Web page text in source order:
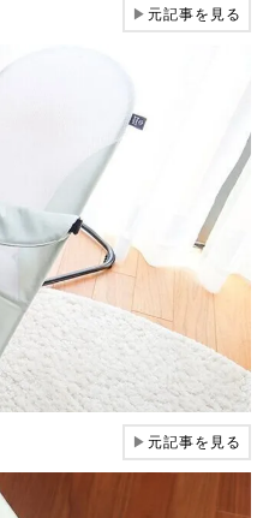
▶元記事を見る
▶元記事を見る